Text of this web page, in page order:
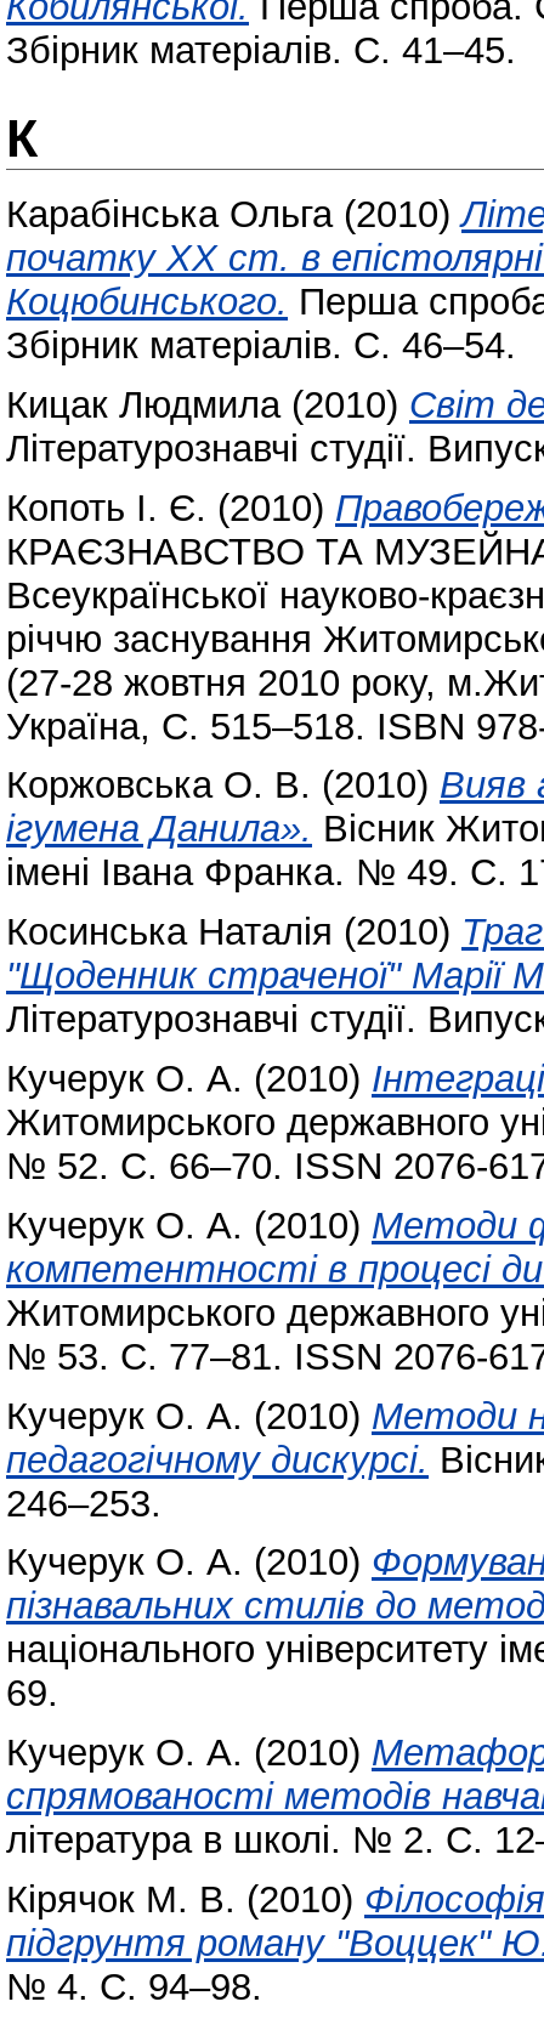
Збірник матеріалів. С. 41–45.
К
Карабінська Ольга(2010)
початку ХХ ст. в
Коцюбинського. Перша
Збірник матеріалів. С. 46–54.
Кицак Людмила(2010) Світ
Літературознавчі студії.
Копоть І. Є. (2010)
КРАЄЗНАВСТВО ТА МУЗЕЙНА
Всеукраїнської науково-
річчю заснування
(27-28 жовтня 2010 року,
Україна, С. 515–518. ISBN
Коржовська О. В. (2010) Вияв
ігумена Данила». Вісник
імені Івана Франка. № 49. С.
Косинська Наталія (2010)
"Щоденник страченої" Марії
Літературознавчі студії.
Кучерук О. А. (2010)
Житомирського державного
№ 52. С. 66–70. ISSN 2076-
Кучерук О. А. (2010) Методи
компетентності в процесі
Житомирського державного
№ 53. С. 77–81. ISSN 2076-
Кучерук О. А. (2010) Методи
педагогічному дискурсі.
246–253.
Кучерук О. А. (2010)
пізнавальних стилів до
національного університету
69.
Кучерук О. А. (2010)
спрямованості методів
література в школі. № 2. С.
Кірячок М. В. (2010)
підгрунтя роману "Воццек"
№ 4. С. 94–98.